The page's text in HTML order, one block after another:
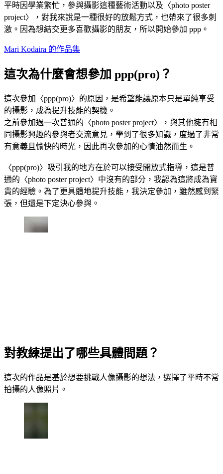
平時因學業繁忙，參與攝影這種藝術活動以及〈photo poster
project〉，對我來說是一種很好的放鬆方式，也帶來了很多刺
激。因為想結交更多喜歡攝影的朋友，所以開始參加 ppp。
Mari Kodaira 的作品集
這次為什麼會想參加 ppp(pro)？
這次參加〈ppp(pro)〉的原因，是希望能讓原本只是單純享受
的攝影，成為提升技能的契機。
之前參加過一次普通的〈photo poster project〉，與其他擁有相
同攝影興趣的參與者交流意見，學到了很多知識，度過了非常
有意義且愉快的時光，因此再次參加的心情油然而生。
〈ppp(pro)〉吸引我的地方在於可以接受開放式指導，這是普
通的〈photo poster project〉中沒有的部分，我認為這將成為寶
貴的經驗。為了更具體地提升技能，我決定參加，雖然感到緊
張，但還是下定決心參與。
對教練提出了哪些具體問題？
這次的作品是基於想要挑戰人像攝影的想法，選擇了平時不常
拍攝的人像照片。